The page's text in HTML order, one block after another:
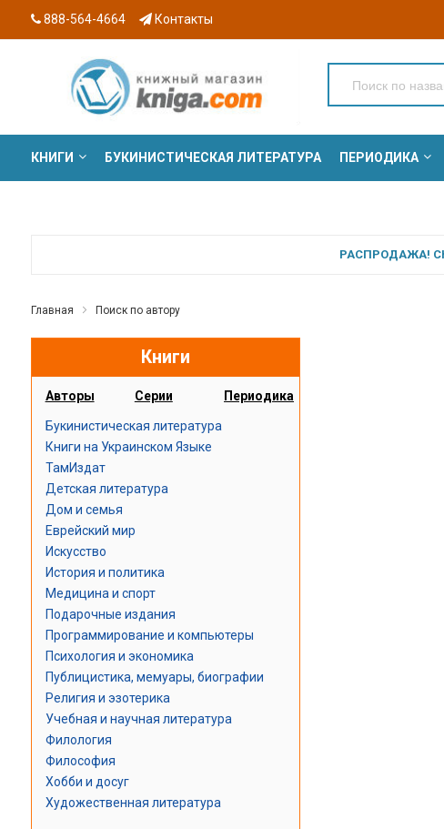
888-564-4664 Контакты
КНИГИ БУКИНИСТИЧЕСКАЯ ЛИТЕРАТУРА ПЕРИОДИКА
РАСПРОДАЖА!
Главная Поиск по автору
Книги
Авторы Серии Периодика
Букинистическая литература
Книги на Украинском Языке
ТамИздат
Детская литература
Дом и семья
Еврейский мир
Искусство
История и политика
Медицина и спорт
Подарочные издания
Программирование и компьютеры
Психология и экономика
Публицистика, мемуары, биографии
Религия и эзотерика
Учебная и научная литература
Филология
Философия
Хобби и досуг
Художественная литература